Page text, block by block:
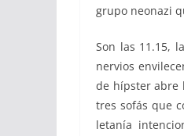
grupo neonazi
Son las 11.15,
nervios
de hípster abre
tres sofás que
letanía